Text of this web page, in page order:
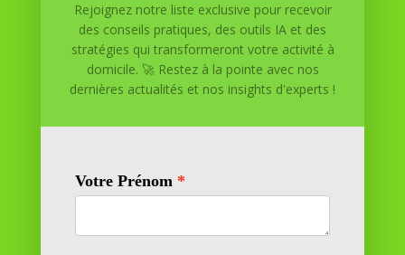
Réussite à Domicile est votre partenaire de confiance
pour atteindre vos objectifs depuis le confort de votre
maison. Nous offrons des solutions personnalisées pour
vous aider à réussir.
11 rue Richelieu
Rejoignez notre liste exclusive pour recevoir
des conseils pratiques, des outils IA et des
stratégies qui transformeront votre activité à
domicile. 🚀 Restez à la pointe avec nos
dernières actualités et nos insights d'experts !